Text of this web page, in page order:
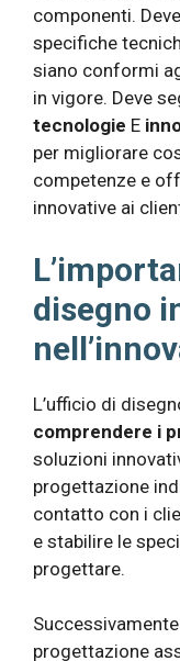
componenti.
specifiche
siano conformi
in vigore. Deve
tecnologie E
per migliorare
competenze e
innovative ai
disegno
L’ufficio di
comprendere i
soluzioni
progettazione
contatto con i
e stabilire le
progettare.
progettazione